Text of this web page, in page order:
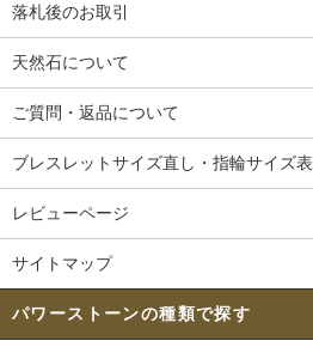
落札後のお取引
天然石について
ご質問・返品について
ブレスレットサイズ直し・指輪サイズ表
レビューページ
サイトマップ
パワーストーンの種類で探す